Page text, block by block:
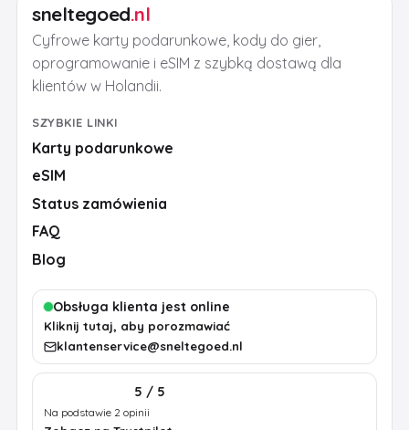
sneltegoed.nl
Cyfrowe karty podarunkowe, kody do gier,
oprogramowanie i eSIM z szybką dostawą dla
klientów w Holandii.
SZYBKIE LINKI
Karty podarunkowe
eSIM
Status zamówienia
FAQ
Blog
Obsługa klienta jest online
Kliknij tutaj, aby porozmawiać
klantenservice@sneltegoed.nl
5 / 5
Na podstawie 2 opinii